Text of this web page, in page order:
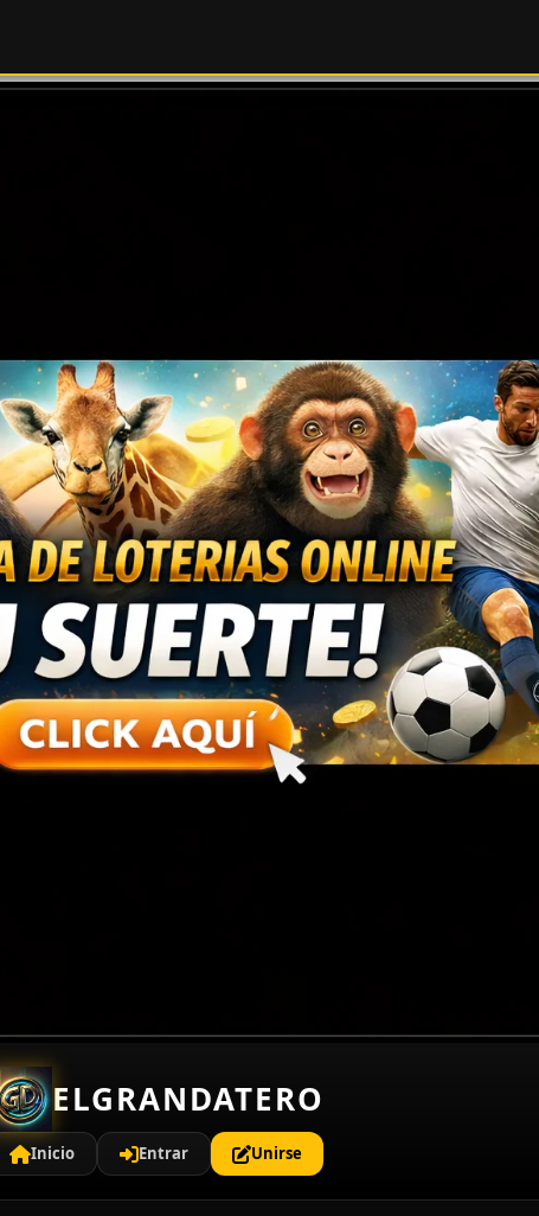
ELGRANDATERO
Inicio Entrar Unirse